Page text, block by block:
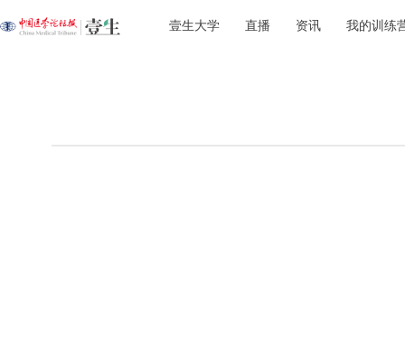
壹生大学 直播 资讯 我的训练